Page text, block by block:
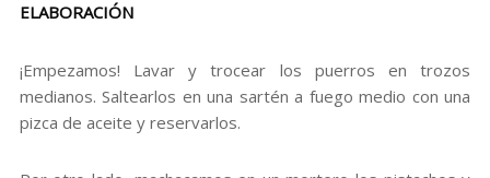
ELABORACIÓN
¡Empezamos! Lavar y trocear los puerros en trozos
medianos. Saltearlos en una sartén a fuego medio con una
pizca de aceite y reservarlos.